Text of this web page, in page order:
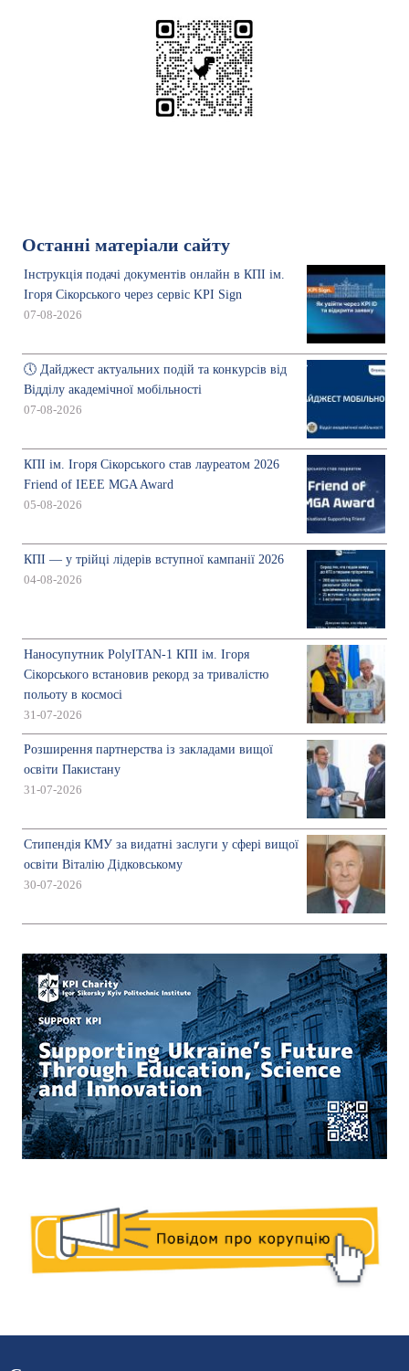
Останні матеріали сайту
Інструкція подачі документів онлайн в КПІ ім.
Ігоря Сікорського через сервіс KPI Sign
07-08-2026
🕔 Дайджест актуальних подій та конкурсів від
Відділу академічної мобільності
07-08-2026
КПІ ім. Ігоря Сікорського став лауреатом 2026
Friend of IEEE MGA Award
05-08-2026
КПІ — у трійці лідерів вступної кампанії 2026
04-08-2026
Наносупутник PolyITAN-1 КПІ ім. Ігоря
Сікорського встановив рекорд за тривалістю
польоту в космосі
31-07-2026
Розширення партнерства із закладами вищої
освіти Пакистану
31-07-2026
Стипендія КМУ за видатні заслуги у сфері вищої
освіти Віталію Дідковському
30-07-2026